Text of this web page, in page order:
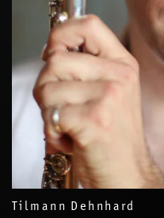
Tilmann Dehnhard